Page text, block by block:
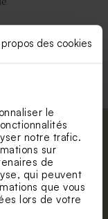
des cookies
le
notre trafic.
sur
de
qui peuvent
que vous
lors de votre
joli caneton
et restez
de 5%